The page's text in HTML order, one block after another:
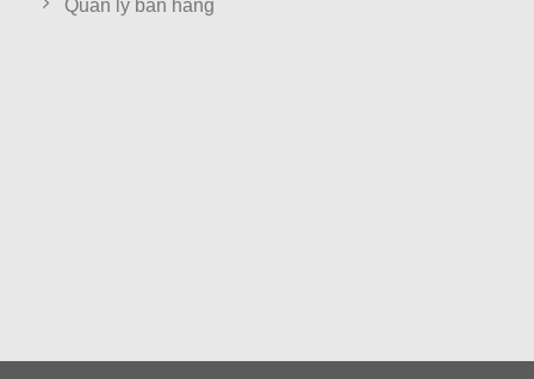
Quản lý bán hàng